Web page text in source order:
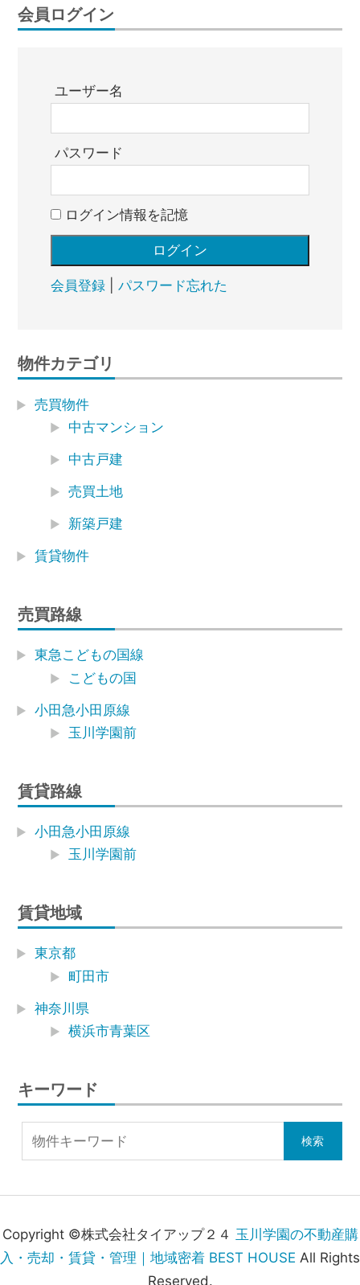
会員ログイン
ユーザー名
パスワード
ログイン情報を記憶
会員登録| パスワード忘れた
物件カテゴリ
売買物件
中古マンション
中古戸建
売買土地
新築戸建
賃貸物件
売買路線
東急こどもの国線
こどもの国
小田急小田原線
玉川学園前
賃貸路線
小田急小田原線
玉川学園前
賃貸地域
東京都
町田市
神奈川県
横浜市青葉区
キーワード
Copyright ©株式会社タイアップ２４ 玉川学園の不動産購
入・売却・賃貸・管理｜地域密着 BEST HOUSE All Rights
Reserved.